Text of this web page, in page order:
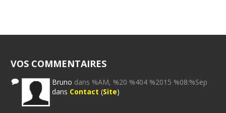
VOS COMMENTAIRES
Bruno dans %AM, %20 %404 %2015 %08:%Sep
dans Contact (Site)